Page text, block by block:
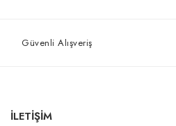
Güvenli Alışveriş
İLETİŞİM